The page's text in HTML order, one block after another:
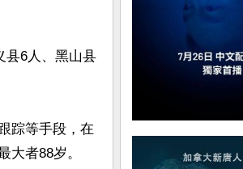
县6人、黑山县
踪等手段，在
大者88岁。